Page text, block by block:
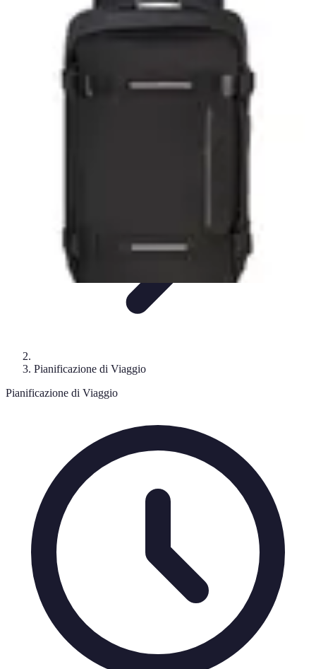
Pianificazione Viaggi
Sicurezza e Preparazione
Consigli per
Consigli di Viaggio
Viaggio Mio
Pianificazione di Viaggio
Pianificazione di Viaggio